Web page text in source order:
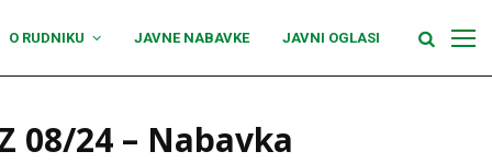
O RUDNIKU JAVNE NABAVKE JAVNI OGLASI
08/24 – Nabavka